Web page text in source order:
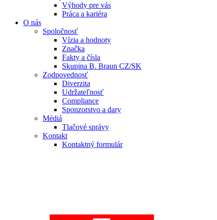
Výhody pre vás
Práca a kariéra
O nás
Spoločnosť
Vízia a hodnoty
Značka
Fakty a čísla
Skupina B. Braun CZ/SK
Zodpovednosť
Diverzita
Udržateľnosť
Compliance
Sponzorstvo a dary
Médiá
Tlačové správy
Kontakt
Kontaktný formulár